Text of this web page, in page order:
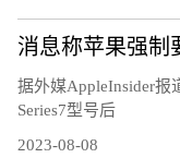
据外媒AppleInsider报
Series7型号后
2023-08-08